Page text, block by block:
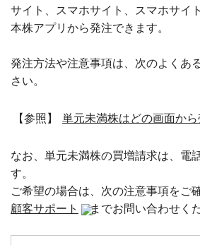
サイト、スマホサイト、スマホサイ
本株アプリから発注できます。
発注方法や注意事項は、次のよくあ
さい。
【参照】 単元未満株はどの画面から
なお、単元未満株の買増請求は、電
す。
ご希望の場合は、次の注意事項をご
顧客サポート
までお問い合わせく